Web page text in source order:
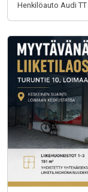
Henkilöauto Audi TT